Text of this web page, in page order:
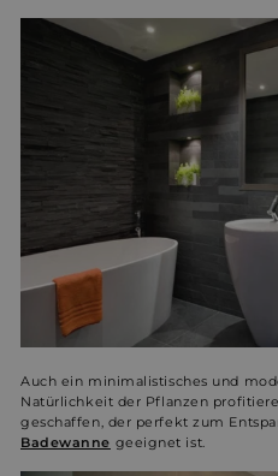
Auch ein minimalistisches und
Natürlichkeit der Pflanzen
geschaffen, der perfekt zum
Badewanne geeignet ist.